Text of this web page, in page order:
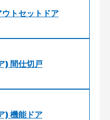
トセットドア
) 間仕切戸
) 機能ドア